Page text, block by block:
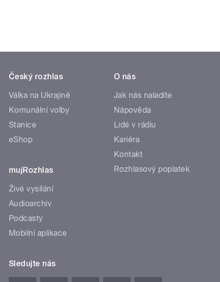
Český rozhlas
Válka na Ukrajině
Komunální volby
Stanice
eShop
mujRozhlas
Živé vysílání
Audioarchiv
Podcasty
Mobilní aplikace
O nás
Jak nás naladíte
Nápověda
Lidé v rádiu
Kariéra
Kontakt
Rozhlasový poplatek
Sledujte nás